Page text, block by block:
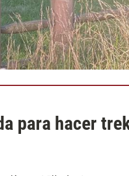
para hacer